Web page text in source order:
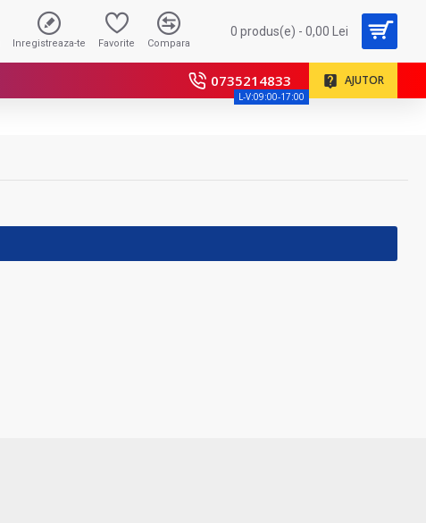
Inregistreaza-te Favorite Compara
0 produs(e) - 0,00 Lei
0735214833
L-V:09:00-17:00
AJUTOR